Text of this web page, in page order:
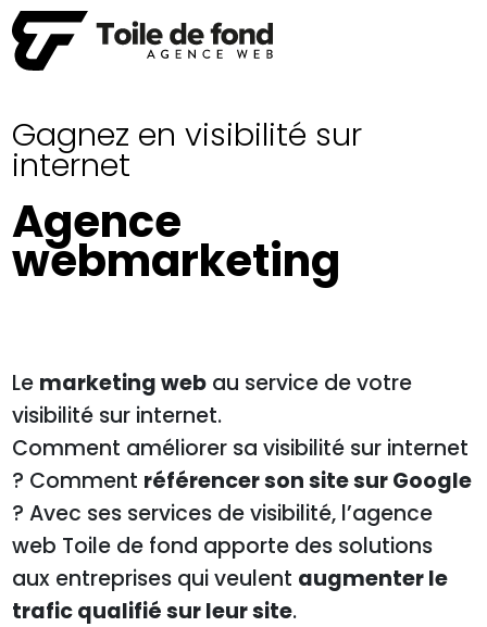
Agence
webmarketing
Gagnez en visibilité sur
internet
Le marketing web au service de votre
visibilité sur internet.
Comment améliorer sa visibilité sur internet
? Comment référencer son site sur Google
? Avec ses services de visibilité, l’agence
web Toile de fond apporte des solutions
aux entreprises qui veulent augmenter le
trafic qualifié sur leur site.